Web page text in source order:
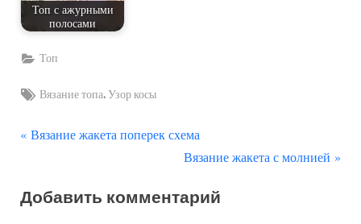
Топ с ажурными
полосами
Топ
Tags:
Вязание топа,Узор косы
Навигация
записям
П
д
Вязание жакета поперек схема
С
е
Вязание жакета с молнией
Добавить комментарий